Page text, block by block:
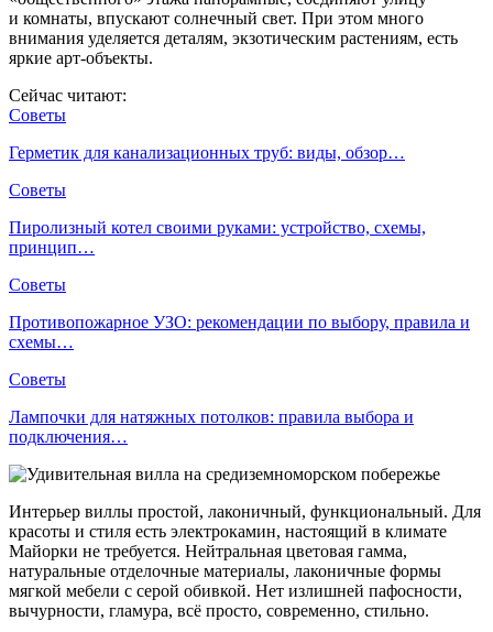
и комнаты, впускают солнечный свет. При этом много
внимания уделяется деталям, экзотическим растениям, есть
яркие арт-объекты.
Сейчас читают:
Советы
Герметик для канализационных труб: виды, обзор…
Советы
Пиролизный котел своими руками: устройство, схемы,
принцип…
Советы
Противопожарное УЗО: рекомендации по выбору, правила и
схемы…
Советы
Лампочки для натяжных потолков: правила выбора и
подключения…
Интерьер виллы простой, лаконичный, функциональный. Для
красоты и стиля есть электрокамин, настоящий в климате
Майорки не требуется. Нейтральная цветовая гамма,
натуральные отделочные материалы, лаконичные формы
мягкой мебели с серой обивкой. Нет излишней пафосности,
вычурности, гламура, всё просто, современно, стильно.